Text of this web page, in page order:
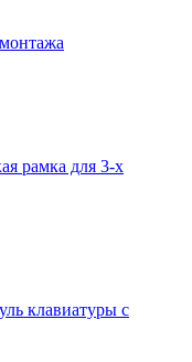
рамка для 3-х
клавиатуры с